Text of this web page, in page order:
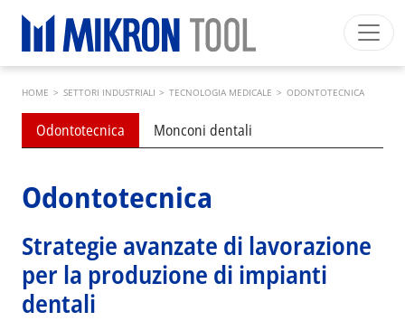
Main navigation
SETTORI INDUSTRIALI
PRODOTTI
EXPERTISE
INSIDE MIKRON TOOL
Breadcrumb
HOME > SETTORI INDUSTRIALI > TECNOLOGIA MEDICALE > ODONTOTECNICA
Submenu industries
Odontotecnica Monconi dentali
Odontotecnica
Strategie avanzate di lavorazione
per la produzione di impianti
dentali